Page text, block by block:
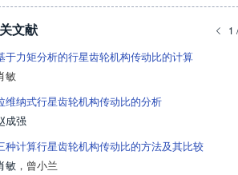
文献 1
于力矩分析的行星齿轮机构传动比的计算
敏
维纳式行星齿轮机构传动比的分析
成强
种计算行星齿轮机构传动比的方法及其比较
敏 ， 曾小兰